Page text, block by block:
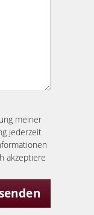
meiner
jederzeit
akzeptiere